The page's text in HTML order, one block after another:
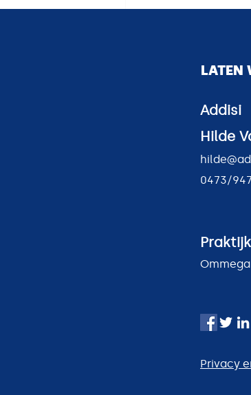
Zelf
dat kan
Addisi
0473/
Hofstee
Privacy
LATEN
Addisi
Hilde
0473/
Privacy